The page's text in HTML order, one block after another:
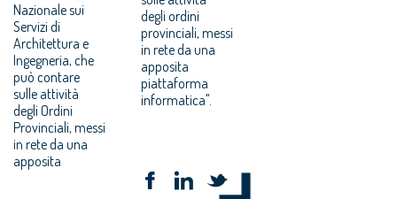
Nazionale sui
Servizi di
Architettura e
Ingegneria, che
può contare
sulle attività
degli Ordini
Provinciali, messi
in rete da una
apposita
degli ordini
provinciali, messi
in rete da una
apposita
piattaforma
informatica".